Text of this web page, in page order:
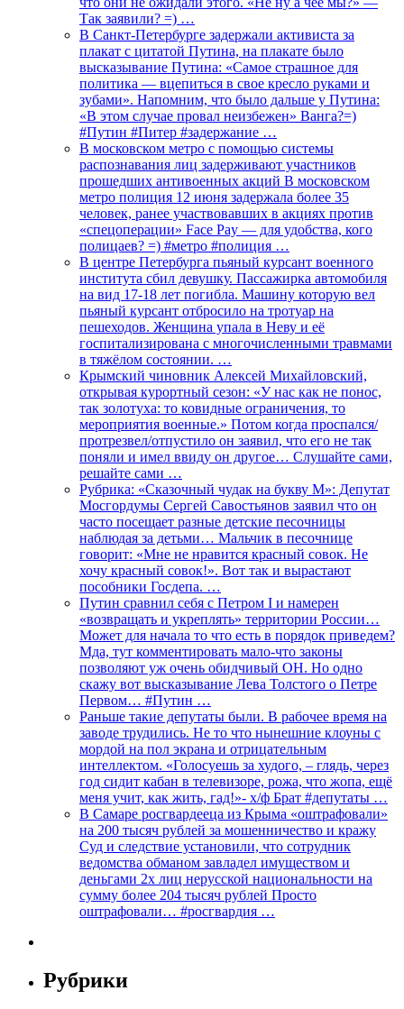
Так заявили? =) …
В Санкт-Петербурге задержали активиста за
плакат с цитатой Путина, на плакате было
высказывание Путина: «Самое страшное для
политика — вцепиться в свое кресло руками и
зубами». Напомним, что было дальше у Путина:
«В этом случае провал неизбежен» Ванга?=)
#Путин #Питер #задержание …
В московском метро с помощью системы
распознавания лиц задерживают участников
прошедших антивоенных акций В московском
метро полиция 12 июня задержала более 35
человек, ранее участвовавших в акциях против
«спецоперации» Face Pay — для удобства, кого
полицаев? =) #метро #полиция …
В центре Петербурга пьяный курсант военного
института сбил девушку. Пассажирка автомобиля
на вид 17-18 лет погибла. Машину которую вел
пьяный курсант отбросило на тротуар на
пешеходов. Женщина упала в Неву и её
госпитализирована с многочисленными травмами
в тяжёлом состоянии. …
Крымский чиновник Алексей Михайловский,
открывая курортный сезон: «У нас как не понос,
так золотуха: то ковидные ограничения, то
мероприятия военные.» Потом когда проспался/
протрезвел/отпустило он заявил, что его не так
поняли и имел ввиду он другое… Слушайте сами,
решайте сами …
Рубрика: «Сказочный чудак на букву М»: Депутат
Мосгордумы Сергей Савостьянов заявил что он
часто посещает разные детские песочницы
наблюдая за детьми… Мальчик в песочнице
говорит: «Мне не нравится красный совок. Не
хочу красный совок!». Вот так и вырастают
пособники Госдепа. …
Путин сравнил себя с Петром I и намерен
«возвращать и укреплять» территории России…
Может для начала то что есть в порядок приведем?
Мда, тут комментировать мало-что законы
позволяют уж очень обидчивый ОН. Но одно
скажу вот высказывание Лева Толстого о Петре
Первом… #Путин …
Раньше такие депутаты были. В рабочее время на
заводе трудились. Не то что нынешние клоуны с
мордой на пол экрана и отрицательным
интеллектом. «Голосуешь за худого, – глядь, через
год сидит кабан в телевизоре, рожа, что жопа, ещё
меня учит, как жить, гад!»- х/ф Брат #депутаты …
В Самаре росгвардееца из Крыма «оштрафовали»
на 200 тысяч рублей за мошенничество и кражу
Суд и следствие установили, что сотрудник
ведомства обманом завладел имуществом и
деньгами 2х лиц нерусской национальности на
сумму более 204 тысяч рублей Просто
оштрафовали… #росгвардия …
Рубрики